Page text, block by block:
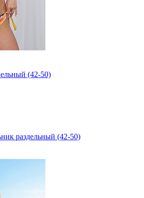
(42-50)
раздельный (42-50)